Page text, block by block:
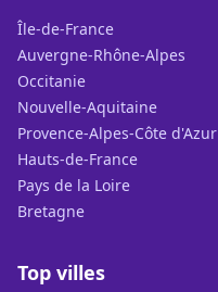
Île-de-France
Auvergne-Rhône-Alpes
Occitanie
Nouvelle-Aquitaine
Provence-Alpes-Côte d'Azur
Hauts-de-France
Pays de la Loire
Bretagne
Top villes